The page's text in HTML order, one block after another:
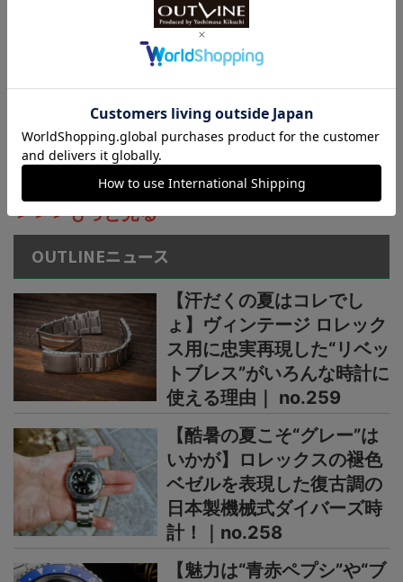
チ】小物を収納できる新構
造リバーシブルベルト採用
【薄型・軽量な“メタルベゼ
ル×カーボン”仕様】“G-
ンベルト仕様の新機軸
＞＞＞もっと見る
OUTLINEニュース
【汗だくの夏はコレでし
ょ】ヴィンテージ ロレック
ス用に忠実再現した“リベッ
トブレス”がいろんな時計に
使える理由｜ no.259
【酷暑の夏こそ“グレー”は
いかが】ロレックスの褪色
ベゼルを表現した復古調の
日本製機械式ダイバーズ時
計！｜no.258
【魅力は“青赤ペプシ”や“ブ